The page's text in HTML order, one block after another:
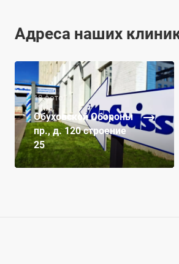
Адреса наших
18 фото
Обуховской Обороны
пр., д. 120 строение
25